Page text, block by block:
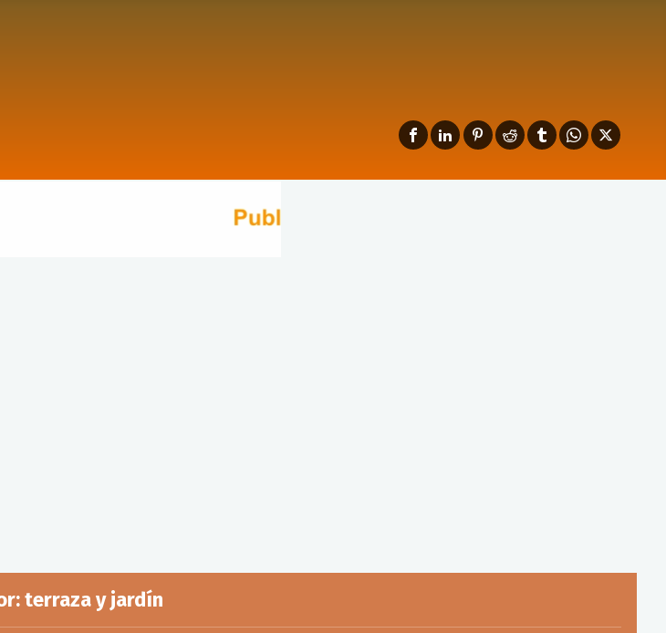
terraza y jardín